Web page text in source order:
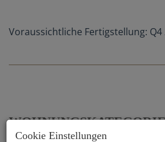
Voraussichtliche Fertigstellung: Q4
Cookie Einstellungen